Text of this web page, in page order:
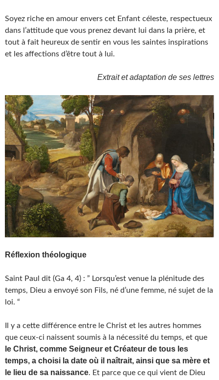
Soyez riche en amour envers cet Enfant céleste, respectueux
dans l’attitude que vous prenez devant lui dans la prière, et
tout à fait heureux de sentir en vous les saintes inspirations
et les affections d’être tout à lui.
Extrait et adaptation de ses lettres
Réflexion théologique
Saint Paul dit (Ga 4, 4) : ” Lorsqu’est venue la plénitude des
temps, Dieu a envoyé son Fils, né d’une femme, né sujet de la
loi. “
Il y a cette différence entre le Christ et les autres hommes
que ceux-ci naissent soumis à la nécessité du temps, et que
le Christ, comme Seigneur et Créateur de tous les
temps, a choisi la date où il naîtrait, ainsi que sa mère et
le lieu de sa naissance. Et parce que ce qui vient de Dieu